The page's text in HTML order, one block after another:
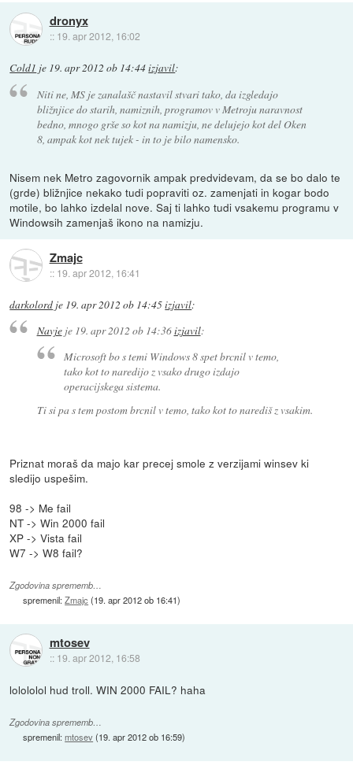
dronyx
:: 19. apr 2012, 16:02
Cold1 je 19. apr 2012 ob 14:44izjavil:
Niti ne, MS je zanalašč nastavil stvari tako, da izgledajo
bližnjice do starih, namiznih, programov v Metroju naravnost
bedno, mnogo grše so kot na namizju, ne delujejo kot del Oken
8, ampak kot nek tujek - in to je bilo namensko.
Nisem nek Metro zagovornik ampak predvidevam, da se bo dalo te
(grde) bližnjice nekako tudi popraviti oz. zamenjati in kogar bodo
motile, bo lahko izdelal nove. Saj ti lahko tudi vsakemu programu v
Windowsih zamenjaš ikono na namizju.
Zmajc
:: 19. apr 2012, 16:41
darkolord je 19. apr 2012 ob 14:45izjavil:
Navjeje 19. apr 2012 ob 14:36izjavil:
Microsoft bo s temi Windows 8 spet brcnil v temo,
tako kot to naredijo z vsako drugo izdajo
operacijskega sistema.
Ti si pa s tem postom brcnil v temo, tako kot to narediš z vsakim.
Priznat moraš da majo kar precej smole z verzijami winsev ki
sledijo uspešim.
98 -> Me fail
NT -> Win 2000 fail
XP -> Vista fail
W7 -> W8 fail?
Zgodovina sprememb…
spremenil:Zmajc (19. apr 2012 ob 16:41)
mtosev
:: 19. apr 2012, 16:58
lolololol hud troll. WIN 2000 FAIL? haha
Zgodovina sprememb…
spremenil:mtosev(19. apr 2012 ob 16:59)